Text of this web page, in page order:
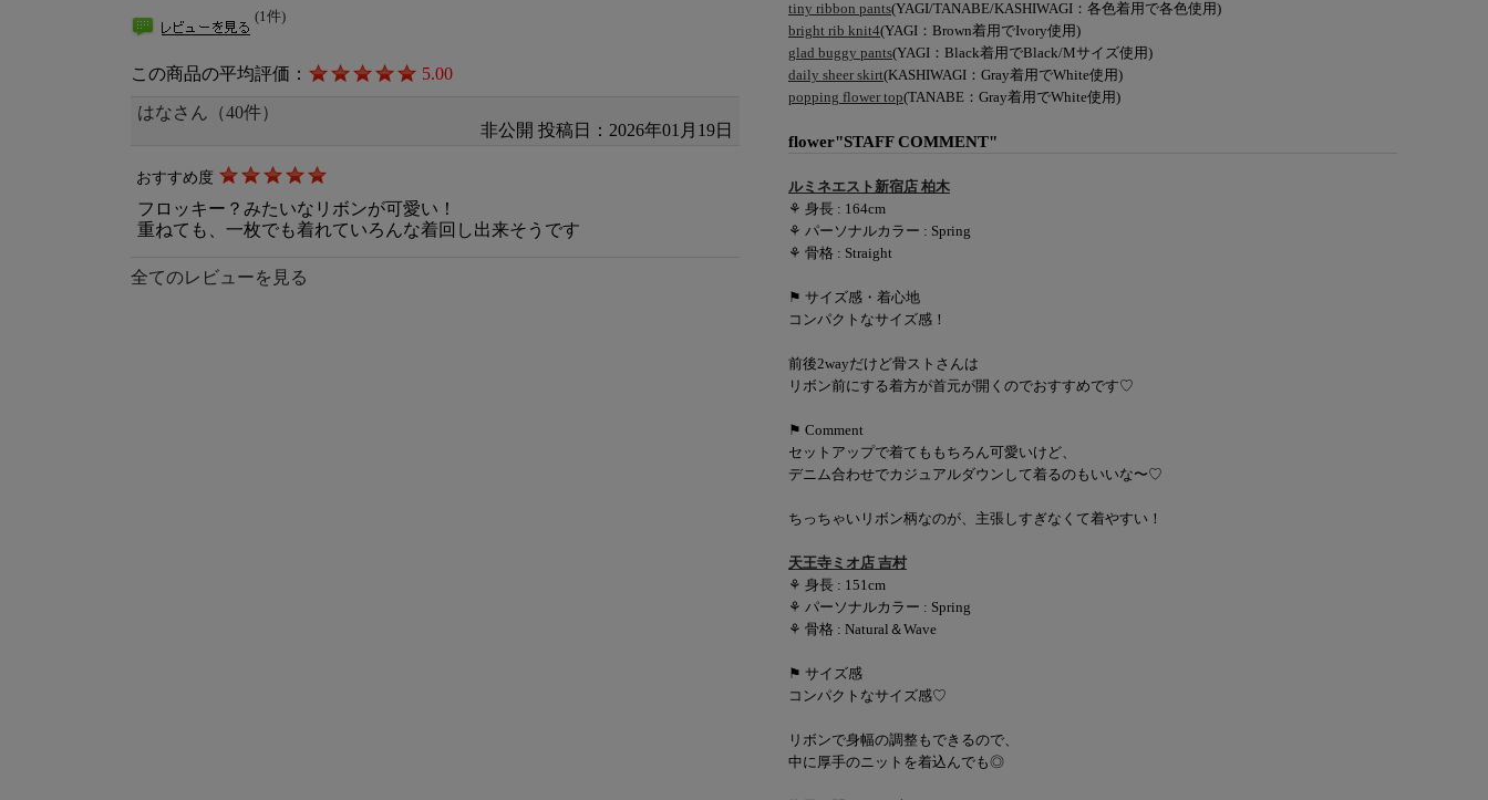
tiny ribbon pants(YAGI/TANABE/KASHIWAGI：各色着用で各色使用)
bright rib knit4(YAGI：Brown着用でIvory使用)
glad buggy pants(YAGI：Black着用でBlack/Mサイズ使用)
daily sheer skirt(KASHIWAGI：Gray着用でWhite使用)
popping flower top(TANABE：Gray着用でWhite使用)
flower"STAFF COMMENT"
ルミネエスト新宿店 柏木
⚘ 身長 : 164cm
⚘ パーソナルカラー : Spring
⚘ 骨格 : Straight
⚑ サイズ感・着心地
コンパクトなサイズ感！
前後2wayだけど骨ストさんは
リボン前にする着方が首元が開くのでおすすめです♡
⚑ Comment
セットアップで着てももちろん可愛いけど、
デニム合わせでカジュアルダウンして着るのもいいな〜♡
ちっちゃいリボン柄なのが、主張しすぎなくて着やすい！
天王寺ミオ店 吉村
⚘ 身長 : 151cm
⚘ パーソナルカラー : Spring
⚘ 骨格 : Natural＆Wave
⚑ サイズ感
コンパクトなサイズ感♡
リボンで身幅の調整もできるので、
中に厚手のニットを着込んでも◎
(1件)
この商品の平均評価： 5.00
はなさん（40件）
非公開 投稿日：2026年01月19日
おすすめ度
フロッキー？みたいなリボンが可愛い！
重ねても、一枚でも着れていろんな着回し出来そうです
全てのレビューを見る